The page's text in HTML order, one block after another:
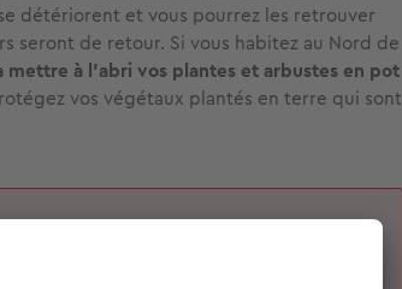
détériorent et vous pourrez les retrouver
seront de retour. Si vous habitez au Nord de
mettre à l’abri vos plantes et arbustes en pot
vos végétaux plantés en terre qui sont